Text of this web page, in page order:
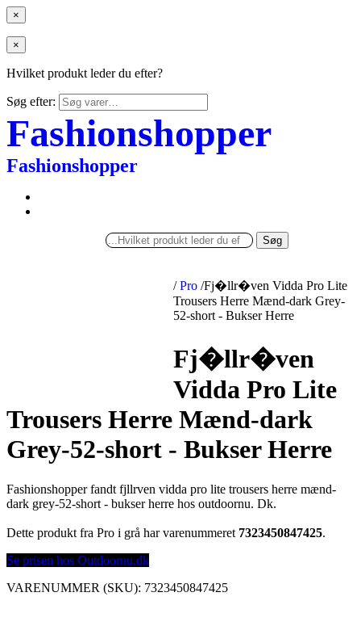
×
×
Hvilket produkt leder du efter?
Søg efter:
Fashionshopper
Fashionshopper
Søg
/ Pro /Fj�llr�ven Vidda Pro Lite
Trousers Herre Mænd-dark Grey-
52-short - Bukser Herre
Fj�llr�ven
Vidda Pro Lite
Trousers Herre Mænd-dark
Grey-52-short - Bukser Herre
Fashionshopper fandt fjllrven vidda pro lite trousers herre mænd-
dark grey-52-short - bukser herre hos outdoornu. Dk.
Dette produkt fra Pro i grå har varenummeret 7323450847425.
Se prisen hos Outdoornu.dk
VARENUMMER (SKU): 7323450847425